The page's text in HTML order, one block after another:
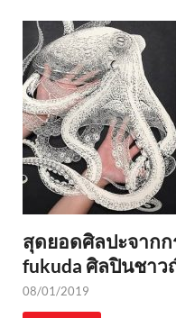
สุดยอดศิลปะจาก
fukuda ศิลปินชา
08/01/2019